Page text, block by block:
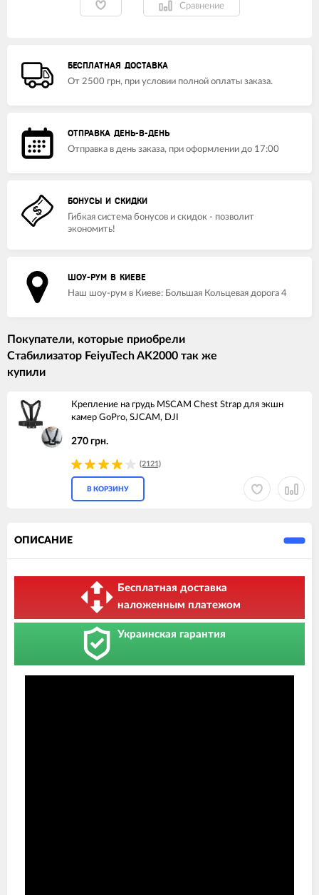
Сравнение
БЕСПЛАТНАЯ ДОСТАВКА
От 2500 грн, при условии полной оплаты заказа.
ОТПРАВКА ДЕНЬ-В-ДЕНЬ
Отправка в день заказа, при оформлении до 17:00
БОНУСЫ И СКИДКИ
Гибкая система бонусов и скидок - позволит
экономить!
ШОУ-РУМ В КИЕВЕ
Наш шоу-рум в Киеве: Большая Кольцевая дорога 4
Покупатели, которые приобрели
Стабилизатор FeiyuTech AK2000 так же
купили
Крепление на грудь MSCAM Chest Strap для экшн
камер GoPro, SJCAM, DJI
270 грн.
(2121)
В КОРЗИНУ
ОПИСАНИЕ
Бесплатная доставка
наложенным платежом
Украинская гарантия